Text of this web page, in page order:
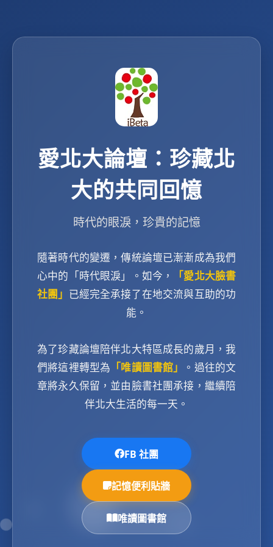
愛北大論壇：珍藏北
大的共同回憶
時代的眼淚，珍貴的記憶
隨著時代的變遷，傳統論壇已漸漸成為我們
心中的「時代眼淚」。如今，
「愛北大臉書
社團」 已經完全承接了在地交流與互助的功
能。
為了珍藏論壇陪伴北大特區成長的歲月，我
們將這裡轉型為 「唯讀圖書館」
。過往的文
章將永久保留，並由臉書社團承接，繼續陪
伴北大生活的每一天。
FB 社團
記憶便利貼牆
唯讀圖書館